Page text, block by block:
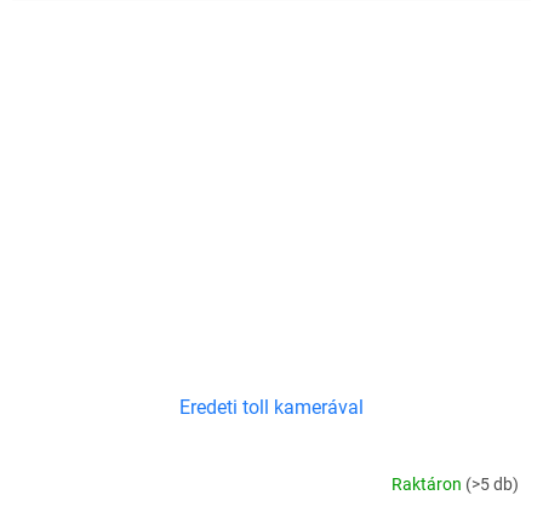
Eredeti toll kamerával
Raktáron (>5 db)